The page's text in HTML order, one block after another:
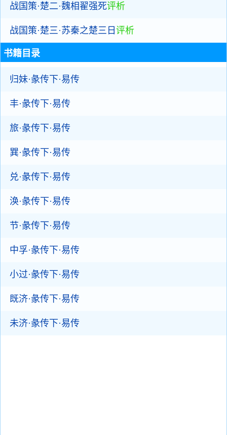
战国策·楚二·魏相翟强死评析
战国策·楚三·苏秦之楚三日 评析
书籍目录
归妹·彖传下·易传
丰·彖传下·易传
旅·彖传下·易传
巽·彖传下·易传
兑·彖传下·易传
涣·彖传下·易传
节·彖传下·易传
中孚·彖传下·易传
小过·彖传下·易传
既济·彖传下·易传
未济·彖传下·易传